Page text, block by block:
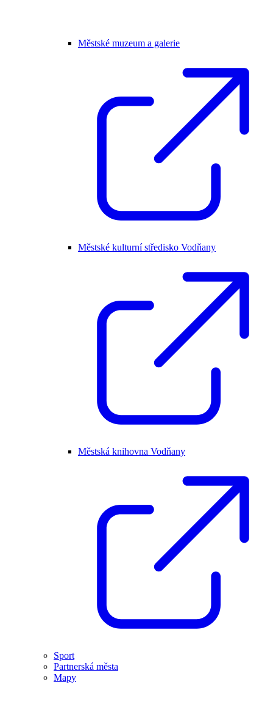
Městské muzeum a galerie
Městské kulturní středisko Vodňany
Městská knihovna Vodňany
Sport
Partnerská města
Mapy